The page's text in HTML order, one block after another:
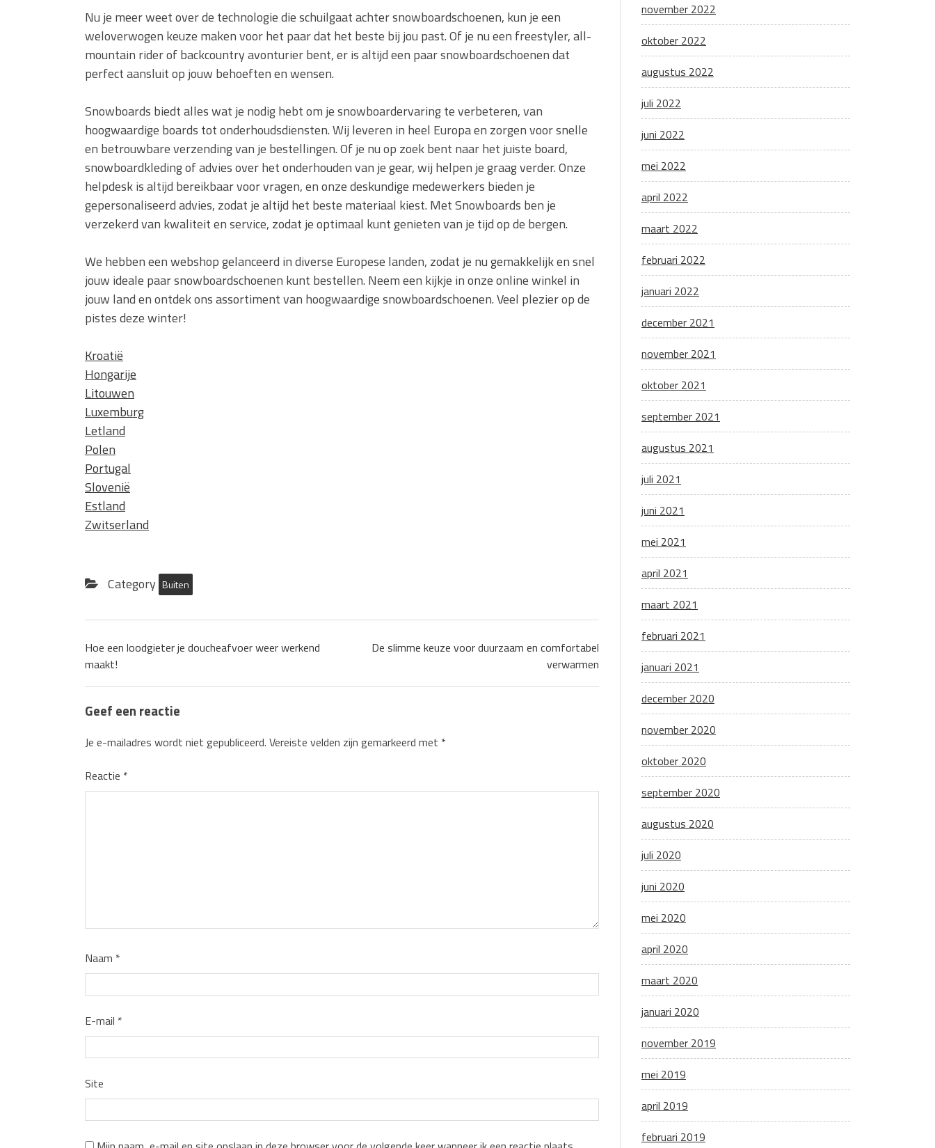
Nu je meer weet over de technologie die schuilgaat achter snowboardschoenen, kun je een
weloverwogen keuze maken voor het paar dat het beste bij jou past. Of je nu een freestyler, all-
mountain rider of backcountry avonturier bent, er is altijd een paar snowboardschoenen dat
perfect aansluit op jouw behoeften en wensen.
Snowboards biedt alles wat je nodig hebt om je snowboardervaring te verbeteren, van
hoogwaardige boards tot onderhoudsdiensten. Wij leveren in heel Europa en zorgen voor snelle
en betrouwbare verzending van je bestellingen. Of je nu op zoek bent naar het juiste board,
snowboardkleding of advies over het onderhouden van je gear, wij helpen je graag verder. Onze
helpdesk is altijd bereikbaar voor vragen, en onze deskundige medewerkers bieden je
gepersonaliseerd advies, zodat je altijd het beste materiaal kiest. Met Snowboards ben je
verzekerd van kwaliteit en service, zodat je optimaal kunt genieten van je tijd op de bergen.
We hebben een webshop gelanceerd in diverse Europese landen, zodat je nu gemakkelijk en snel
jouw ideale paar snowboardschoenen kunt bestellen. Neem een kijkje in onze online winkel in
jouw land en ontdek ons assortiment van hoogwaardige snowboardschoenen. Veel plezier op de
pistes deze winter!
Kroatië
Hongarije
Litouwen
Luxemburg
Letland
Polen
Portugal
Slovenië
Estland
Zwitserland
Category Buiten
Hoe een loodgieter je doucheafvoer weer werkend
maakt!
De slimme keuze voor duurzaam en comfortabel
verwarmen
Geef een reactie
Je e-mailadres wordt niet gepubliceerd. Vereiste velden zijn gemarkeerd met *
Reactie *
Naam *
E-mail *
Site
november 2022
oktober 2022
augustus 2022
juli 2022
juni 2022
mei 2022
april 2022
maart 2022
februari 2022
januari 2022
december 2021
november 2021
oktober 2021
september 2021
augustus 2021
juli 2021
juni 2021
mei 2021
april 2021
maart 2021
februari 2021
januari 2021
december 2020
november 2020
oktober 2020
september 2020
augustus 2020
juli 2020
juni 2020
mei 2020
april 2020
maart 2020
januari 2020
november 2019
mei 2019
april 2019
februari 2019